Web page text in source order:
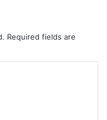
Required fields are